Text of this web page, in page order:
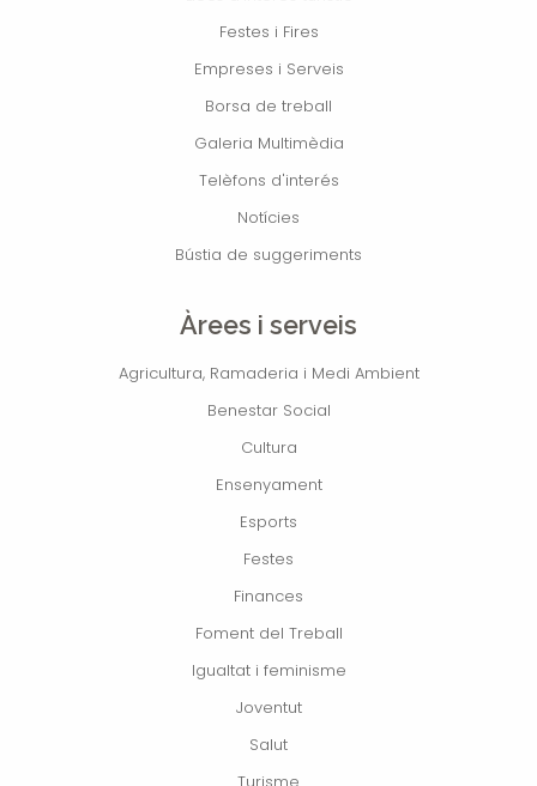
Festes i Fires
Empreses i Serveis
Borsa de treball
Galeria Multimèdia
Telèfons d'interés
Notícies
Bústia de suggeriments
Àrees i serveis
Agricultura, Ramaderia i Medi Ambient
Benestar Social
Cultura
Ensenyament
Esports
Festes
Finances
Foment del Treball
Igualtat i feminisme
Joventut
Salut
Turisme